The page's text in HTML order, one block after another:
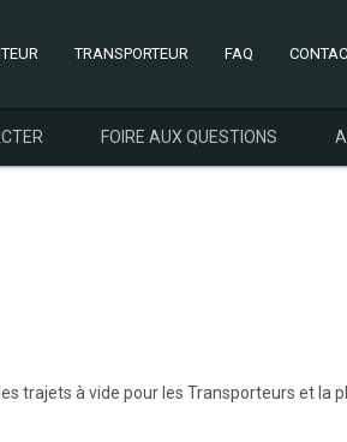
TRANSPORTEUR FAQ
FOIRE AUX QUESTIONS
trajets à vide pour les Transporteurs et